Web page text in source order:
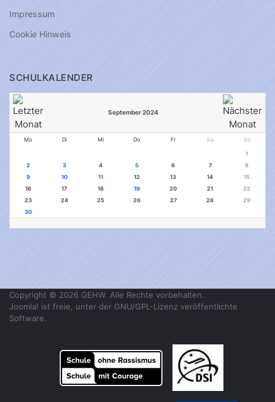
Impressum
Cookie Hinweis
SCHULKALENDER
September 2024
Mo Di Mi Do Fr Sa So
1
2
3 4 5 6 7
8
9
10 11 12 13 14
15
16
17 18 19 20 21
22
23
24 25 26 27 28
29
30
Copyright © 2026 GEHW. Alle Rechte vorbehalten.
Joomla! ist freie, unter der GNU/GPL-Lizenz veröffentlichte
Software.